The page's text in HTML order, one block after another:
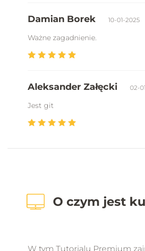
Damian Borek 10-01-2025
Ważne zagadnienie.
Aleksander Załęcki 02-
Jest git
O czym jest
W tym Tutorialu Premium